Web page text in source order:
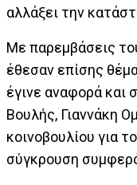
αλλάξει την
Με παρεμβάσεις
έθεσαν επίσης
έγινε αναφορά και
Βουλής, Γιαννάκη
κοινοβουλίου για
σύγκρουση